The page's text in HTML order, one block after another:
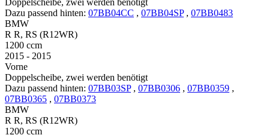
Dazu passend hinten: 07BB04CC , 07BB04SP , 07BB0483
BMW
R R, RS (R12WR)
1200 ccm
2015 - 2015
Vorne
Doppelscheibe, zwei werden benötigt
Dazu passend hinten: 07BB03SP , 07BB0306 , 07BB0359 ,
07BB0365 , 07BB0373
BMW
R R, RS (R12WR)
1200 ccm